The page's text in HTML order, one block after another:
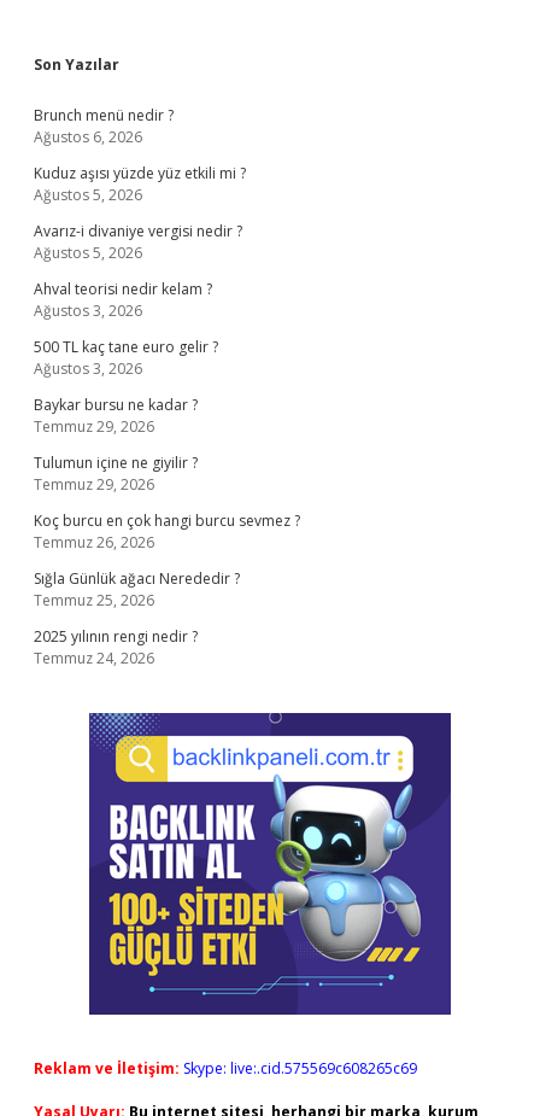
Sidebar
Son Yazılar
Brunch menü nedir ?
Ağustos 6, 2026
Kuduz aşısı yüzde yüz etkili mi ?
Ağustos 5, 2026
Avarız-i divaniye vergisi nedir ?
Ağustos 5, 2026
Ahval teorisi nedir kelam ?
Ağustos 3, 2026
500 TL kaç tane euro gelir ?
Ağustos 3, 2026
Baykar bursu ne kadar ?
Temmuz 29, 2026
Tulumun içine ne giyilir ?
Temmuz 29, 2026
Koç burcu en çok hangi burcu sevmez ?
Temmuz 26, 2026
Sığla Günlük ağacı Nerededir ?
Temmuz 25, 2026
2025 yılının rengi nedir ?
Temmuz 24, 2026
Reklam ve İletişim: Skype: live:.cid.575569c608265c69
Yasal Uyarı: Bu internet sitesi, herhangi bir marka, kurum